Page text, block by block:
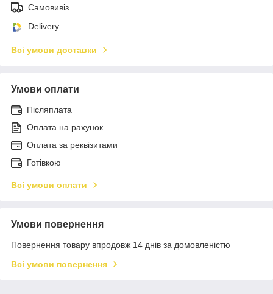
Самовивіз
Delivery
Всі умови доставки
Умови оплати
Післяплата
Оплата на рахунок
Оплата за реквізитами
Готівкою
Всі умови оплати
Умови повернення
Повернення товару впродовж 14 днів за домовленістю
Всі умови повернення